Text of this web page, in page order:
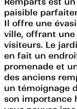
paisible
Il offre une
ville, offrant une
visiteurs. Le
en fait un
promenade et
des anciens
un témoignage
son importance